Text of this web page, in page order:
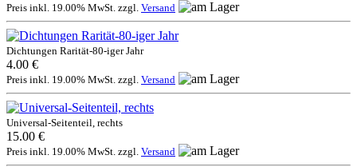
Preis inkl. 19.00% MwSt. zzgl. Versand
Dichtungen Rarität-80-iger Jahr
4.00 €
Preis inkl. 19.00% MwSt. zzgl. Versand
Universal-Seitenteil, rechts
15.00 €
Preis inkl. 19.00% MwSt. zzgl. Versand